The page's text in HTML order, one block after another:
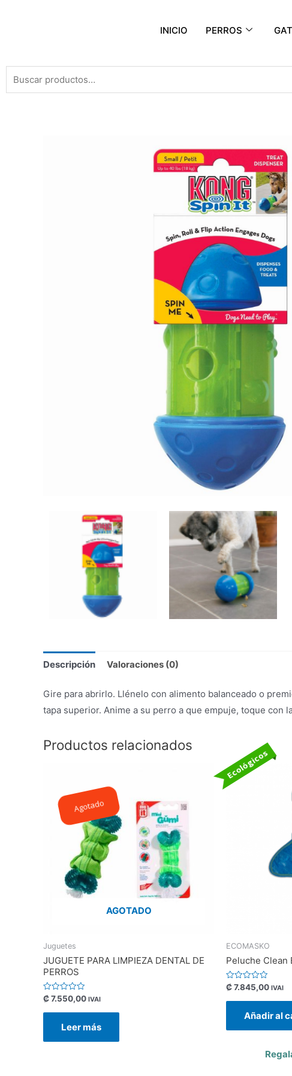
INICIO PERROS
Descripción Valoraciones (0)
Gire para abrirlo. Llénelo con alimento balanceado o
tapa superior. Anime a su perro a que empuje, toque con
Productos relacionados
Agotado
AGOTADO
Juguetes
JUGUETE PARA LIMPIEZA DENTAL DE
PERROS
Valorado
con
0
₡7.550,00 IVAI
Leer más
Ecológicos
ECOMASKO
Peluche Clean
Valorado
con
0
₡7.845,00 IVAI
Añadir al